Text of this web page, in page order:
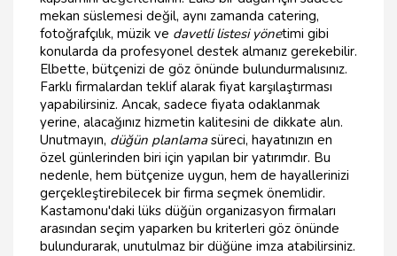
mekan süslemesi değil, aynı zamanda catering,
fotoğrafçılık, müzik ve davetli listesi yönetimi gibi
konularda da profesyonel destek almanız gerekebilir.
Elbette, bütçenizi de göz önünde bulundurmalısınız.
Farklı firmalardan teklif alarak fiyat karşılaştırması
yapabilirsiniz. Ancak, sadece fiyata odaklanmak
yerine, alacağınız hizmetin kalitesini de dikkate alın.
Unutmayın, düğün planlamasüreci, hayatınızın en
özel günlerinden biri için yapılan bir yatırımdır. Bu
nedenle, hem bütçenize uygun, hem de hayallerinizi
gerçekleştirebilecek bir firma seçmek önemlidir.
Kastamonu'daki lüks düğün organizasyon firmaları
arasından seçim yaparken bu kriterleri göz önünde
bulundurarak, unutulmaz bir düğüne imza atabilirsiniz.